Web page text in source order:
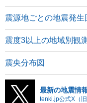
震源地ごとの地震発生
震度3以上の地域別観
震央分布図
最新の地震情
tenki.jp公式X（